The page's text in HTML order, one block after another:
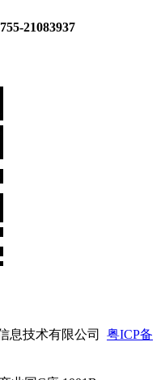
21083937
息技术有限公司 粤ICP备